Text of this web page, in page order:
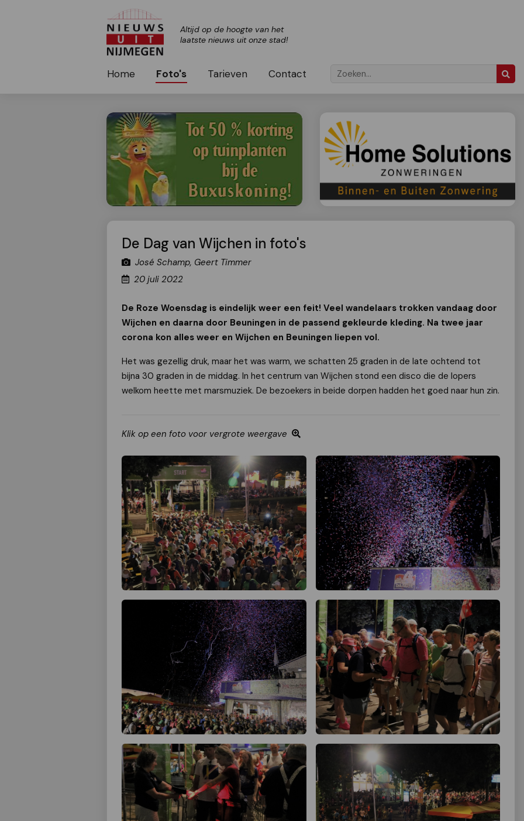
Altijd op de hoogte van het
laatste nieuws uit onze stad!
Home Foto's Tarieven Contact
De Dag van Wijchen in foto's
José Schamp, Geert Timmer
20 juli 2022
De Roze Woensdag is eindelijk weer een feit! Veel wandelaars trokken vandaag door
Wijchen en daarna door Beuningen in de passend gekleurde kleding. Na twee jaar
corona kon alles weer en Wijchen en Beuningen liepen vol.
Het was gezellig druk, maar het was warm, we schatten 25 graden in de late ochtend tot
bijna 30 graden in de middag. In het centrum van Wijchen stond een disco die de lopers
welkom heette met marsmuziek. De bezoekers in beide dorpen hadden het goed naar hun zin.
Klik op een foto voor vergrote weergave